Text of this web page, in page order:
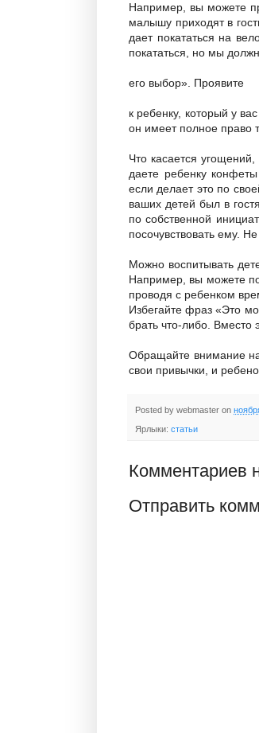
Например, вы можете
малышу приходят в
дает покататься на
покататься, но мы
его выбор». Проявите
к ребенку, который у
он имеет полное право
Что касается
даете ребенку
если делает это по
ваших детей был в
по собственной
посочувствовать ему.
Можно воспитывать
Например, вы можете
проводя с ребенком
Избегайте фраз «Это
брать что-либо. Вместо
Обращайте внимание
свои привычки, и
Posted by webmaster on
Ярлыки: статьи
Комментариев
Отправить